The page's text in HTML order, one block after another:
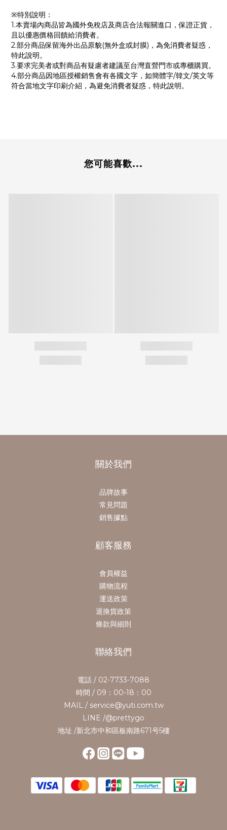
※特別說明：
1.本賣場內商品皆為國外免稅店及商店合法報關進口，保證正貨，
且以優惠價格回饋給消費者。
2.部分商品保留海外出品原貌(無外盒或封膜)，為免消費者疑惑，
特此說明。
3.要求完美者或對商品有疑慮者建議至台灣直營門市或專櫃購買。
4.部分商品因地區授權銷售會有各國文字，如簡體字/韓文/英文等
符合當地文字印刷介紹，為避免消費者疑惑，特此說明。
您可能喜歡...
關於我們
品牌故事
常見問題
銷售據點
顧客服務
會員權益
購物流程
運送政策
退換貨政策
條款與細則
聯絡我們
電話 / 02-7733-7088
時間 / 09：00-18：00
MAIL / service@yuti.com.tw
LINE /@prettygo
地址 /新北市中和區板南路671号5樓